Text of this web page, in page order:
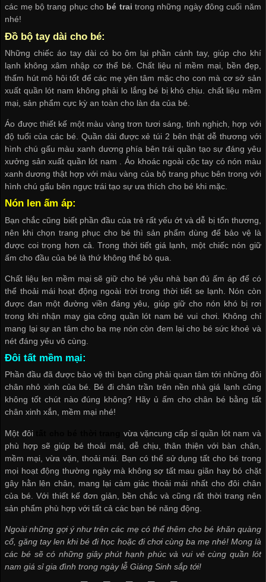
các mẹ bộ trang phục cho bé trai trong những ngày đông cuối năm
nhé!
Đồ bộ tay dài cho bé:
Những chiếc áo tay dài có bo ôm lại phần cánh tay, giúp cho khí
lạnh không xâm nhập cơ thể bé. Chất liệu nỉ mềm mại, bền đẹp,
thấm hút mô hôi tốt để các mẹ yên tâm mặc cho con mà cơ sở sản
xuất quần lót nam không phải lo lắng bé bị khó chịu. chất liệu mềm
mại, sản phẩm cực kỳ an toàn cho làn da của bé.
Áo được thiết kế một màu vàng trơn tươi sáng, tinh nghịch, hợp với
độ tuổi của các bé. Quần dài được xẻ túi 2 bên thật dễ thương với
hình chú gấu màu xanh dương phía bên trái quần tạo sự đáng yêu
xưởng sản xuất quần lót nam . Áo khoác ngoài cộc tay có nón màu
xanh dương thật hợp với màu vàng của bộ trang phục bên trong với
hình chú gấu bên ngực trái tạo sự ưa thích cho bé khi mặc.
Nón len ấm áp:
Bạn chắc cũng biết phần đầu của trẻ rất yếu ớt và dễ bị tổn thương,
nên khi chọn trang phục cho bé thì sản phẩm dùng để bảo vệ là
được coi trọng hơn cả. Trong thời tiết giá lạnh, một chiếc nón giữ
ấm cho đầu của bé là thứ không thể bỏ qua.
Chất liệu len mềm mại sẽ giữ cho bé yêu nhà bạn đủ ấm áp để có
thể thoải mái hoạt động ngoài trời trong thời tiết se lạnh. Nón còn
được đan một đường viền đáng yêu, giúp giữ cho nón khó bị rơi
trong khi nhận may gia công quần lót nam bé vui chơi. Không chỉ
mang lại sự an tâm cho ba mẹ nón còn đem lại cho bé sức khoẻ và
nét đáng yêu vô cùng.
Đôi tất mềm mại:
Phần đầu đã được bảo vệ thì bạn cũng phải quan tâm tới những đôi
chân nhỏ xinh của bé. Bé đi chân trần trên nền nhà giá lạnh cũng
không tốt chút nào đúng không? Hãy ủ ấm cho chân bé bằng tất
chân xinh xắn, mềm mại nhé!
Một đôi vừa vặncung cấp sỉ quần lót nam và
phù hợp sẽ giúp bé thoải mái, dễ chịu, thân thiện với bàn chân,
mềm mại, vừa vặn, thoải mái. Bạn có thể sử dụng tất cho bé trong
mọi hoạt động thường ngày mà không sợ tất mau giãn hay bó chặt
gây hằn lên chân, mang lại cảm giác thoải mái nhất cho đôi chân
của bé. Với thiết kế đơn giản, bền chắc và cũng rất thời trang nên
sản phẩm phù hợp với tất cả các bạn bé năng động.
Ngoài những gợi ý như trên các mẹ có thể thêm cho bé khăn quàng
cổ, găng tay len khi bé đi học hoặc đi chơi cùng ba mẹ nhé! Mong là
các bé sẽ có những giây phút hạnh phúc và vui vẻ cùngquần lót
nam giá sỉgia đình trong ngày lễ Giáng Sinh sắp tới!